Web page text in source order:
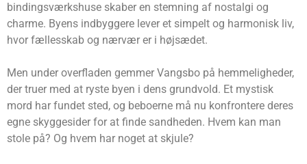
bindingsværkshuse skaber en stemning af nostalgi og
charme. Byens indbyggere lever et simpelt og harmonisk liv,
hvor fællesskab og nærvær er i højsædet.
Men under overfladen gemmer Vangsbo på hemmeligheder,
der truer med at ryste byen i dens grundvold. Et mystisk
mord har fundet sted, og beboerne må nu konfrontere deres
egne skyggesider for at finde sandheden. Hvem kan man
stole på? Og hvem har noget at skjule?